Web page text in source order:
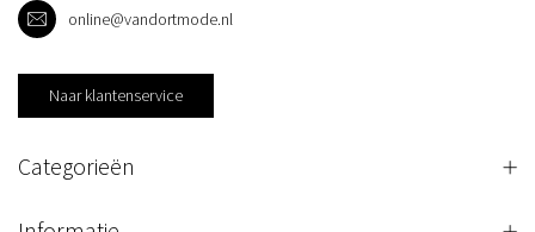
online@vandortmode.nl
Naar klantenservice
Categorieën